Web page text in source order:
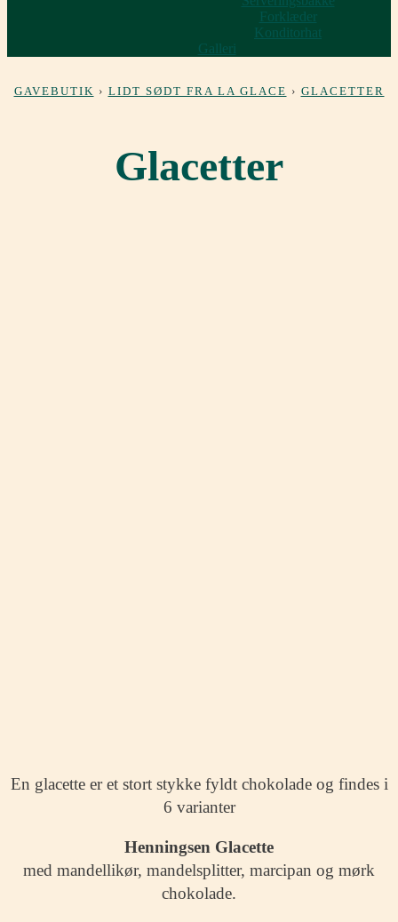
Forklæder
Konditorhat
Galleri
GAVEBUTIK › LIDT SØDT FRA LA GLACE › GLACETTER
Glacetter
En glacette er et stort stykke fyldt chokolade og findes i
6 varianter
Henningsen Glacette
med mandellikør, mandelsplitter, marcipan og mørk
chokolade.